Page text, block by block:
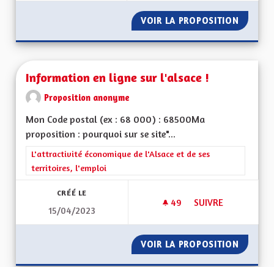
VOIR LA PROPOSITION MISE
Information en ligne sur l'alsace !
Proposition anonyme
Mon Code postal (ex : 68 000) : 68500Ma
proposition : pourquoi sur se site"...
Filtrer les résultats de la catégorie : L'attractivité
L'attractivité économique de l'Alsace et de ses
territoires, l'emploi
CRÉÉ LE
15/04/2023
49 49 ABONNÉS
SUIVRE
VOIR LA PROPOSITION